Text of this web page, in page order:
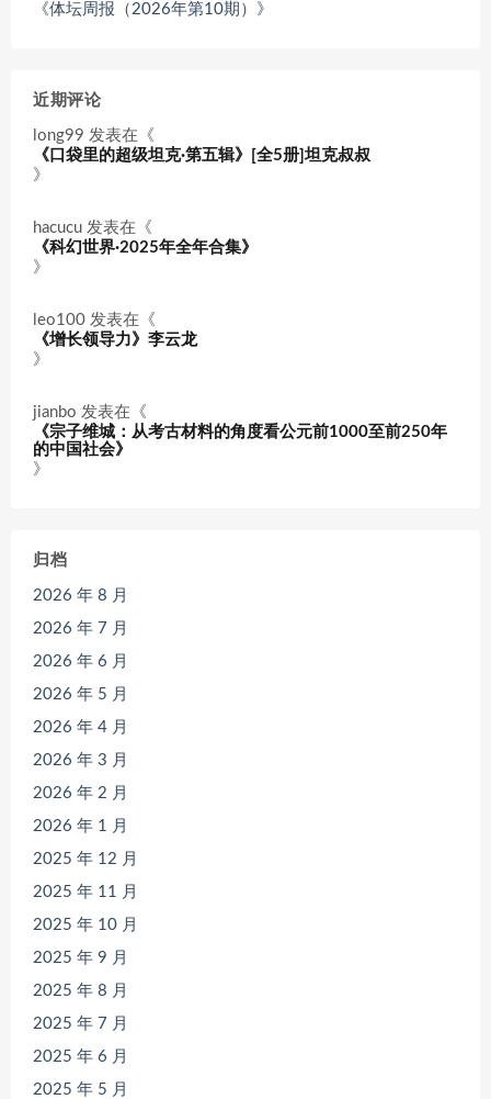
《体坛周报（2026年第10期）》
近期评论
long99 发表在《
《口袋里的超级坦克·第五辑》[全5册]坦克叔叔
》
hacucu 发表在《
《科幻世界·2025年全年合集》
》
leo100 发表在《
《增长领导力》李云龙
》
jianbo 发表在《
《宗子维城：从考古材料的角度看公元前1000至前250年
的中国社会》
》
归档
2026 年 8 月
2026 年 7 月
2026 年 6 月
2026 年 5 月
2026 年 4 月
2026 年 3 月
2026 年 2 月
2026 年 1 月
2025 年 12 月
2025 年 11 月
2025 年 10 月
2025 年 9 月
2025 年 8 月
2025 年 7 月
2025 年 6 月
2025 年 5 月